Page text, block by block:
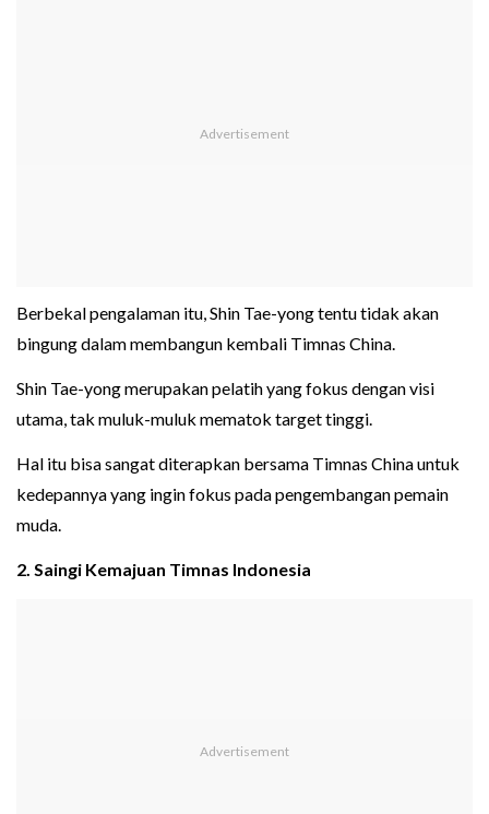
Berbekal pengalaman itu, Shin Tae-yong tentu tidak akan
bingung dalam membangun kembali Timnas China.
Shin Tae-yong merupakan pelatih yang fokus dengan visi
utama, tak muluk-muluk mematok target tinggi.
Hal itu bisa sangat diterapkan bersama Timnas China untuk
kedepannya yang ingin fokus pada pengembangan pemain
muda.
2. Saingi Kemajuan Timnas Indonesia